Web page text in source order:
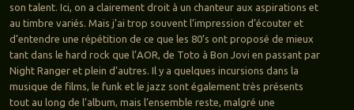
son talent. Ici, on a clairement droit à un chanteur aux aspirations et
au timbre variés. Mais j’ai trop souvent l’impression d’écouter et
d’entendre une répétition de ce que les 80’s ont proposé de mieux
tant dans le hard rock que l’AOR, de Toto à Bon Jovi en passant par
Night Ranger et plein d’autres. Il y a quelques incursions dans la
musique de films, le funk et le jazz sont également très présents
tout au long de l’album, mais l’ensemble reste, malgré une